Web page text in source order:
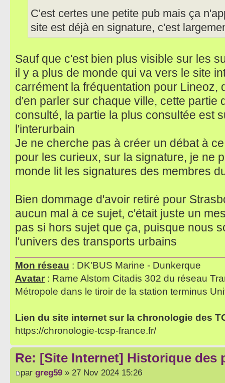
C'est certes une petite pub mais ça
site est déjà en signature, c'est
Sauf que c'est bien plus visible sur les
il y a plus de monde qui va vers le site
carrément la fréquentation pour Lineoz,
d'en parler sur chaque ville, cette partie
consulté, la partie la plus consultée est
l'interurbain
Je ne cherche pas à créer un débat à
pour les curieux, sur la signature, je ne
monde lit les signatures des membres
Bien dommage d'avoir retiré pour
aucun mal à ce sujet, c'était juste un
pas si hors sujet que ça, puisque nous
l'univers des transports urbains
Mon réseau : DK'BUS Marine - Dunkerque
Avatar : Rame Alstom Citadis 302 du réseau
Métropole dans le tiroir de la station terminus
Lien du site internet sur la chronologie des
https://chronologie-tcsp-france.fr/
Re: [Site Internet] Historique des
par greg59 » 27 Nov 2024 15:26